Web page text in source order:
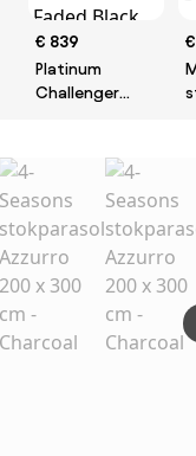
€ 839
Platinum
Challenger
Faded Black
hoes